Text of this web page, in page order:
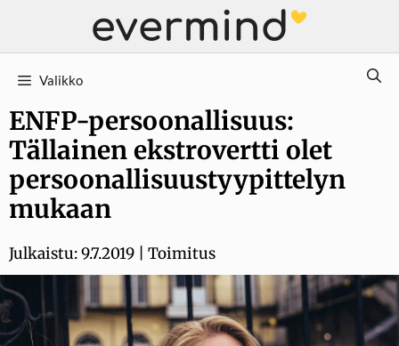
Valikko
ENFP-persoonallisuus:
Tällainen ekstrovertti olet
persoonallisuustyypittelyn
mukaan
Julkaistu:9.7.2019 Toimitus